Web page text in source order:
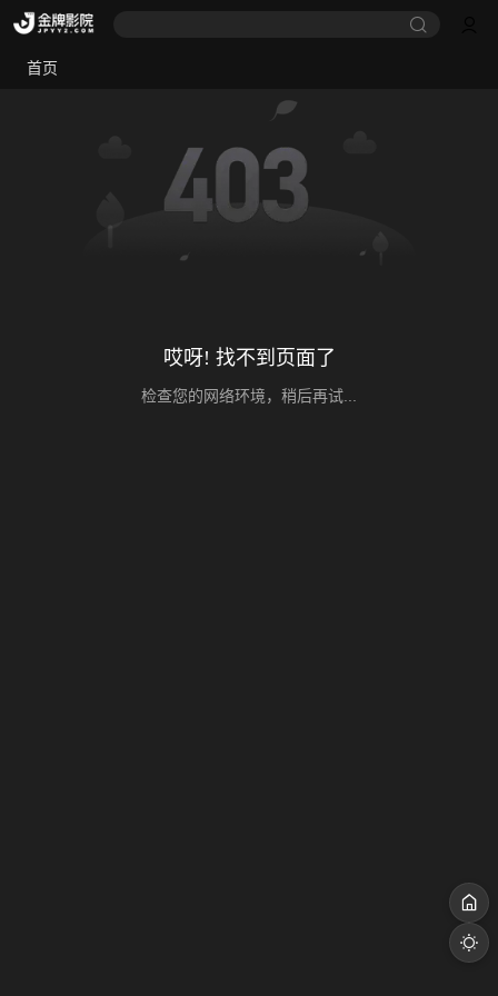
首页
哎呀! 找不到页面了
检查您的网络环境，稍后再试...